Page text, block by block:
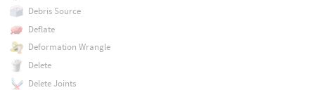
Debris Source
Deflate
Deformation Wrangle
Delete
Delete Joints